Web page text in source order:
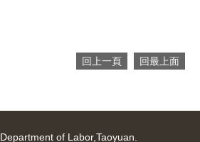
回上一頁 回最上面
Department of Labor,Taoyuan.